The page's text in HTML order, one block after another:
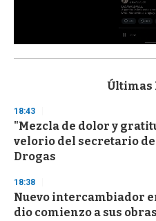
s
d
s
o
f
3
s
e
c
o
Últimas
18:43
"Mezcla de dolor y
velorio del secretario
Drogas
18:38
Nuevo intercambiador
dio comienzo a sus